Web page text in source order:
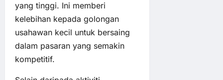
yang tinggi. Ini memberi
kelebihan kepada golongan
usahawan kecil untuk bersaing
dalam pasaran yang semakin
kompetitif.